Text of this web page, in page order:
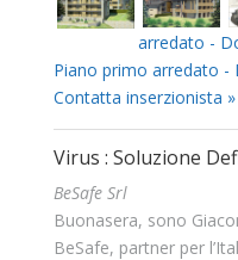
arredato -
Piano primo arredato -
Contatta inserzionista »
Virus : Soluzione
BeSafe Srl
Buonasera, sono
BeSafe, partner per